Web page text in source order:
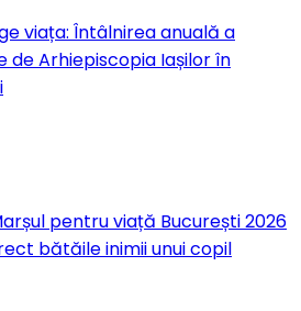
viața: Întâlnirea anuală a
de Arhiepiscopia Iașilor în
pentru viață București 2026
bătăile inimii unui copil